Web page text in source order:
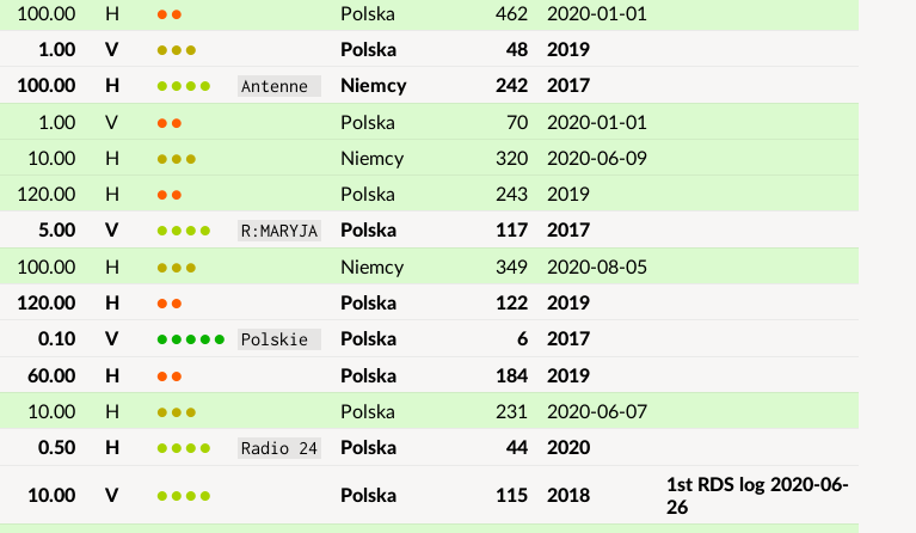
100.00 H 2 Polska 462
2020-01-01
1.00 V 3 Polska 48
2019
100.00 H 4 Antenne Niemcy 242
2017
1.00 V 2 Polska 70
2020-01-01
10.00 H 3 Niemcy 320
2020-06-09
120.00 H 2 Polska 243
2019
5.00 V 4 R:MARYJA Polska 117
2017
100.00 H 3 Niemcy 349
2020-08-05
120.00 H 2 Polska 122
2019
0.10 V 5 Polskie Polska 6
2017
60.00 H 2 Polska 184
2019
10.00 H 3 Polska 231
2020-06-07
0.50 H 4 Radio 24 Polska 44 2020
10.00 V 4 Polska 115 2018
1st RDS log 2020-06-
26